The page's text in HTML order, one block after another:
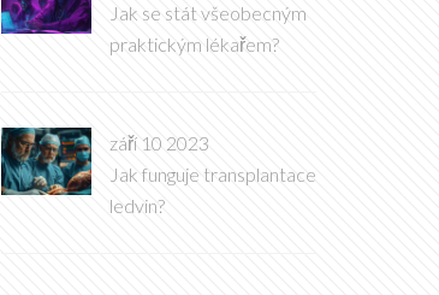
Jak se stát všeobecným
praktickým lékařem?
září 10 2023
Jak funguje transplantace
ledvin?